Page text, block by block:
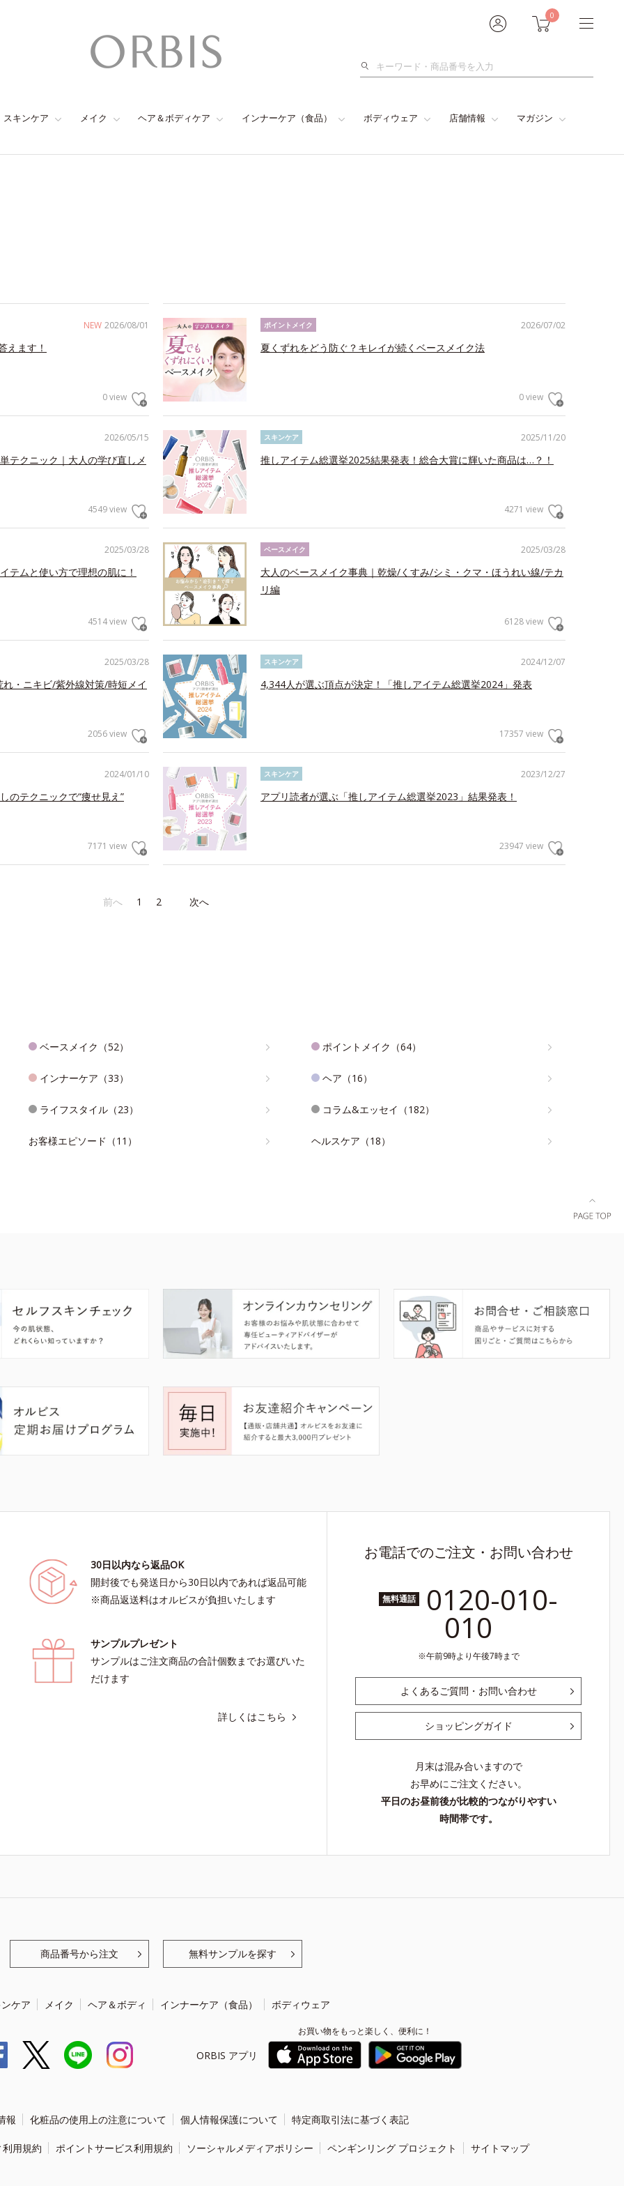
0
検
スキンケア メイク ヘア＆ボディケア インナーケア（食品） ボディウェア 店舗情報 マガジン
NEW 2026/08/01
えます！
0 view
2026/07/02
ポイントメイク
夏くずれをどう防ぐ？キレイが続くベースメイク法
0 view
2026/05/15
テクニック｜大人の学び直しメ
4549 view
2025/11/20
スキンケア
推しアイテム総選挙2025結果発表！総合大賞に輝いた商品は…？！
4271 view
2025/03/28
テムと使い方で理想の肌に！
4514 view
2025/03/28
ベースメイク
大人のベースメイク事典｜乾燥/くすみ/シミ・クマ・ほうれい線/テカ
リ編
6128 view
2025/03/28
・ニキビ/紫外線対策/時短メイ
2056 view
2024/12/07
スキンケア
4,344人が選ぶ頂点が決定！「推しアイテム総選挙2024」発表
17357 view
2024/01/10
のテクニックで“痩せ見え”
7171 view
2023/12/27
スキンケア
アプリ読者が選ぶ「推しアイテム総選挙2023」結果発表！
23947 view
前へ 1 2 次へ
ベースメイク（52） ポイントメイク（64）
インナーケア（33） ヘア（16）
ライフスタイル（23） コラム&エッセイ（182）
お客様エピソード（11） ヘルスケア（18）
30日以内なら返品OK
開封後でも発送日から30日以内であれば返品可能
※商品返送料はオルビスが負担いたします
サンプルプレゼント
サンプルはご注文商品の合計個数までお選びいた
だけます
詳しくはこちら
お電話でのご注文・お問い合わせ
無料通話 0120-010-
010
午前9時より午後7時まで
よくあるご質問・お問い合わせ
ショッピングガイド
月末は混み合いますので
お早めにご注文ください。
平日のお昼前後が比較的つながりやすい
時間帯です。
商品番号から注文 無料サンプルを探す
ケア メイク ヘア＆ボディ インナーケア（食品） ボディウェア
ORBIS アプリ
お買い物をもっと楽しく、便利に！
報 化粧品の使用上の注意について 個人情報保護について 特定商取引法に基づく表記
用規約 ポイントサービス利用規約 ソーシャルメディアポリシー ペンギンリング プロジェクト サイトマップ